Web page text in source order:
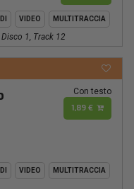
VIDEO MULTITRACCIA
1, Track 12
Con testo
1,89 €
VIDEO MULTITRACCIA